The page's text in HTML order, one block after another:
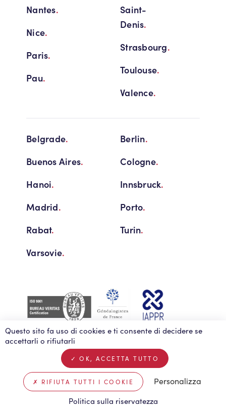
Nantes.
Nice.
Paris.
Pau.
Saint-
Denis.
Strasbourg.
Toulouse.
Valence.
Belgrade. Berlin.
Buenos Aires. Cologne.
Hanoi. Innsbruck.
Madrid. Porto.
Rabat. Turin.
Varsovie.
Informativa sulla privacy FAQ
Contattaci
Note legali
Biscotti
Creazione Vigicorp
Questo sito fa uso di cookies e ti consente di decidere se
accettarli o rifiutarli
OK, ACCETTA TUTTO
RIFIUTA TUTTI I COOKIE Personalizza
Politica sulla riservatezza